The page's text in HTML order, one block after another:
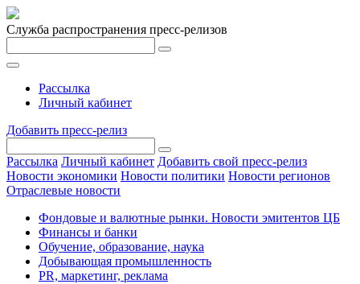
Служба распространения пресс-релизов
Рассылка
Личный кабинет
Добавить пресс-релиз
Рассылка Личный кабинет Добавить свой пресс-релиз
Новости экономики Новости политики Новости регионов
Отраслевые новости
Фондовые и валютные рынки. Новости эмитентов ЦБ
Финансы и банки
Обучение, образование, наука
Добывающая промышленность
PR, маркетинг, реклама